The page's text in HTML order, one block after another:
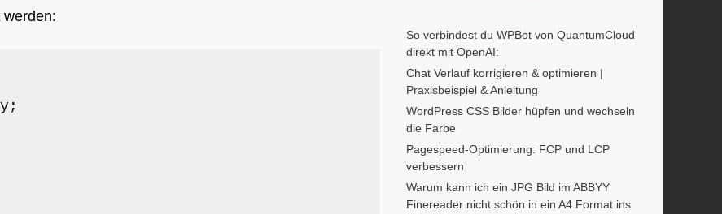
So verbindest du WPBot von QuantumCloud
direkt mit OpenAI:
Chat Verlauf korrigieren & optimieren |
Praxisbeispiel & Anleitung
WordPress CSS Bilder hüpfen und wechseln
die Farbe
Pagespeed-Optimierung: FCP und LCP
verbessern
Warum kann ich ein JPG Bild im ABBYY
Finereader nicht schön in ein A4 Format ins